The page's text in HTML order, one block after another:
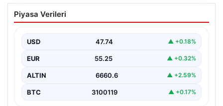
Kelebek chat adresi İle Sanal İletişimin
Seviyeli Adresi Ve Sohbet Deneyimi
kurması ciddi bir değer barındırmaktadır. Günümüzde
birçok…
Piyasa Verileri
USD 47.74 ▲ +0.18%
EUR 55.25 ▲ +0.32%
ALTIN 6660.6 ▲ +2.59%
BTC 3100119 ▲ +0.17%